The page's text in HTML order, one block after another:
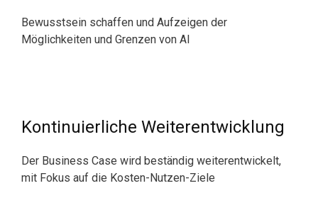
Bewusstsein schaffen und Aufzeigen der
Möglichkeiten und Grenzen von AI
Kontinuierliche Weiterentwicklung
Der Business Case wird beständig weiterentwickelt,
mit Fokus auf die Kosten-Nutzen-Ziele